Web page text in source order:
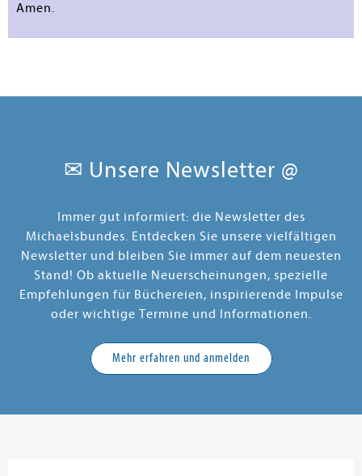
Amen.
✉ Unsere Newsletter @
Immer gut informiert: die Newsletter des
Michaelsbundes. Entdecken Sie unsere vielfältigen
Newsletter und bleiben Sie immer auf dem neuesten
Stand! Ob aktuelle Neuerscheinungen, spezielle
Empfehlungen für Büchereien, inspirierende Impulse
oder wichtige Termine und Informationen.
Mehr erfahren und anmelden